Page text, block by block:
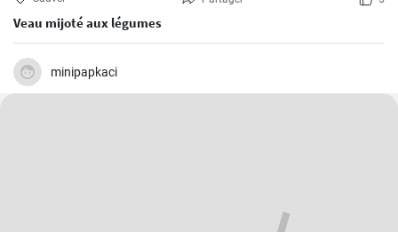
Veau mijoté aux légumes
minipapkaci